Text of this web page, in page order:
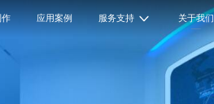
作 应用案例 服务支持 关于我们